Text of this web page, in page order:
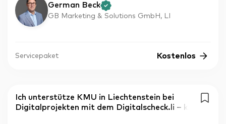
German Beck
GB Marketing & Solutions GmbH, LI
Servicepaket Kostenlos
Ich unterstütze KMU in Liechtenstein bei
Digitalprojekten mit dem Digitalscheck.li – k